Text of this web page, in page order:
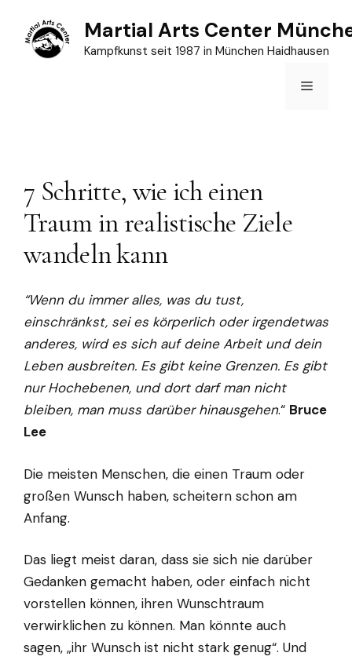
Inhalt
springen
Martial Arts Center
Kampfkunst seit 1987 in München Haidhausen
Menü
7 Schritte, wie ich einen
Traum in realistische Ziele
wandeln kann
“Wenn du immer alles, was du tust,
einschränkst, sei es körperlich oder irgendetwas
anderes, wird es sich auf deine Arbeit und dein
Leben ausbreiten. Es gibt keine Grenzen. Es gibt
nur Hochebenen, und dort darf man nicht
bleiben, man muss darüber hinausgehen.“ Bruce
Lee
Die meisten Menschen, die einen Traum oder
großen Wunsch haben, scheitern schon am
Anfang.
Das liegt meist daran, dass sie sich nie darüber
Gedanken gemacht haben, oder einfach nicht
vorstellen können, ihren Wunschtraum
verwirklichen zu können. Man könnte auch
sagen, „ihr Wunsch ist nicht stark genug“. Und